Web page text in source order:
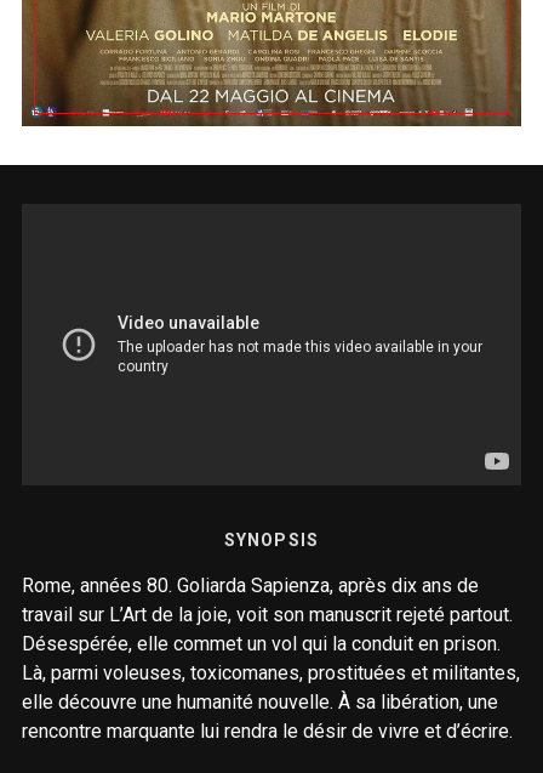
SYNOPSIS
Rome, années 80. Goliarda Sapienza, après dix ans de
travail sur L’Art de la joie, voit son manuscrit rejeté partout.
Désespérée, elle commet un vol qui la conduit en prison.
Là, parmi voleuses, toxicomanes, prostituées et militantes,
elle découvre une humanité nouvelle. À sa libération, une
rencontre marquante lui rendra le désir de vivre et d’écrire.